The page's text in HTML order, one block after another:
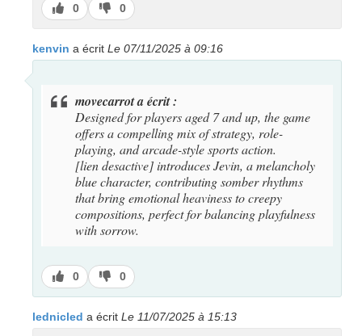
J’aime
0
J’aime
pas
0
kenvin a écrit Le 07/11/2025 à 09:16
movecarrot a écrit :
Designed for players aged 7 and up, the game
offers a compelling mix of strategy, role-
playing, and arcade-style sports action.
[lien desactive] introduces Jevin, a melancholy
blue character, contributing somber rhythms
that bring emotional heaviness to creepy
compositions, perfect for balancing playfulness
with sorrow.
J’aime
0
J’aime
pas
0
lednicled a écrit Le 11/07/2025 à 15:13